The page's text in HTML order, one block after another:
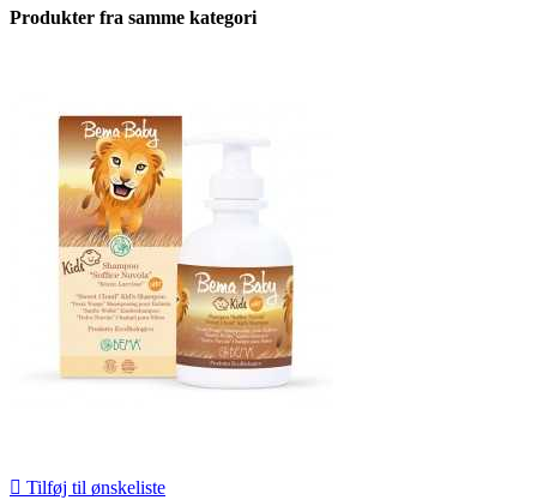
Produkter fra samme kategori
 Tilføj til ønskeliste